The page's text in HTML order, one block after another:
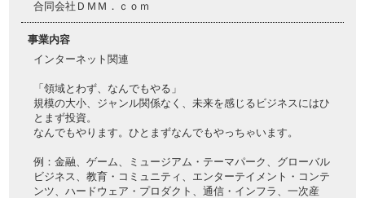
合同会社ＤＭＭ．ｃｏｍ
事業内容
インターネット関連
「領域とわず、なんでもやる」
規模の大小、ジャンル関係なく、未来を感じるビジネスにはひ
とまず投資。
なんでもやります。ひとまずなんでもやっちゃいます。
例：金融、ゲーム、ミュージアム・テーマパーク、グローバル
ビジネス、教育・コミュニティ、エンターテイメント・コンテ
ンツ、ハードウェア・プロダクト、通信・インフラ、一次産